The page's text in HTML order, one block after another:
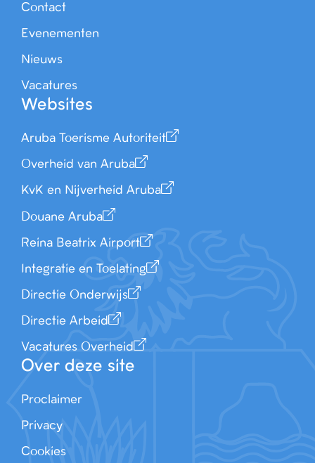
Contact
Evenementen
Nieuws
Vacatures
Websites
Aruba Toerisme Autoriteit
Overheid van Aruba
KvK en Nijverheid Aruba
Douane Aruba
Reina Beatrix Airport
Integratie en Toelating
Directie Onderwijs
Directie Arbeid
Vacatures Overheid
Over deze site
Proclaimer
Privacy
Cookies